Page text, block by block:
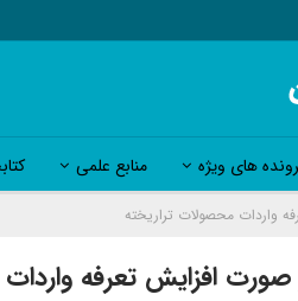
های ویژه منابع علمی